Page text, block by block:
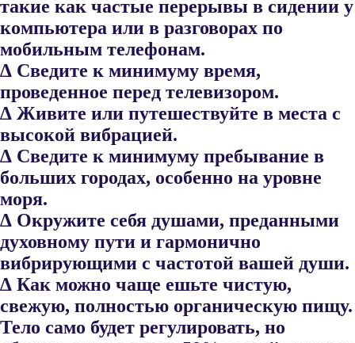
такие как частые пе​рерывы в сидении у
компьютера или в разговорах по
мобильным телефонам.
∆ Сведите к минимуму время,
проведенное перед телевизором.
∆ Живите или путешествуйте в места с
высокой вибрацией.
∆ Сведите к минимуму пребывание в
больших городах, особенно на уровне
моря.
∆ Окружите себя душами, преданными
духовному пути и гармо​нично
вибрирующими с частотой вашей души.
∆ Как можно чаще ешьте чистую,
свежую, полностью органическую пищу.
Тело само будет регулировать, но